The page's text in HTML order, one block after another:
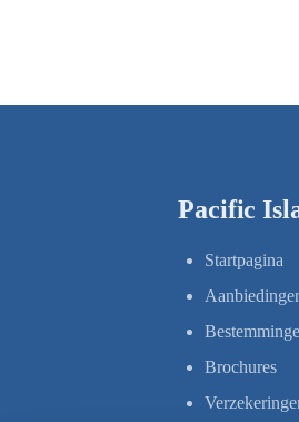
Pacific
Startpagina
Brochures